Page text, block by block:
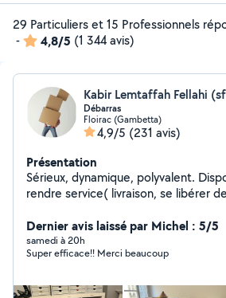
29 Particuliers et 15 Professionnels
-
4,8/5 (1 344 avis)
Kabir Lemtaffah Fellahi
Débarras
Floirac (Gambetta)
4,9/5 (231 avis)
Présentation
Sérieux, dynamique, polyvalent. Disponible pour vous
rendre service( livraison, se libérer
de garage , maison, grenier, ...).
Dernier avis laissé par Michel : 5/5
samedi à 20h
Super efficace!! Merci beaucoup